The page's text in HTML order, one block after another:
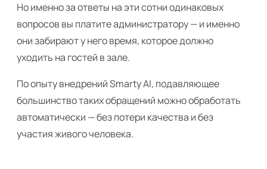
Но именно за ответы на эти сотни одинаковых
вопросов вы платите администратору — и именно
они забирают у него время, которое должно
уходить на гостей в зале.
По опыту внедрений Smarty AI, подавляющее
большинство таких обращений можно обработать
автоматически — без потери качества и без
участия живого человека.